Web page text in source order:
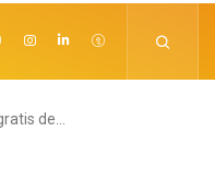
de…